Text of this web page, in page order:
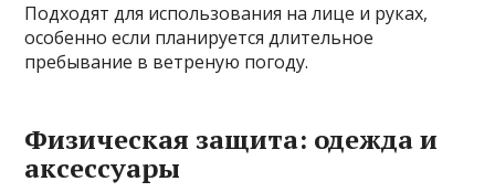
Подходят для использования на лице и руках,
особенно если планируется длительное
пребывание в ветреную погоду.
Физическая защита: одежда и
аксессуары